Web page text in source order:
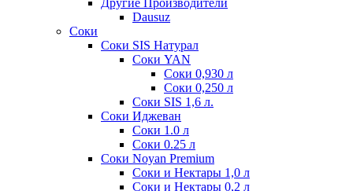
Другие Производители
Dausuz
Соки
Соки SIS Натурал
Соки YAN
Соки 0,930 л
Соки 0,250 л
Соки SIS 1,6 л.
Соки Иджеван
Соки 1.0 л
Соки 0.25 л
Соки Noyan Premium
Соки и Нектары 1,0 л
Соки и Нектары 0,2 л